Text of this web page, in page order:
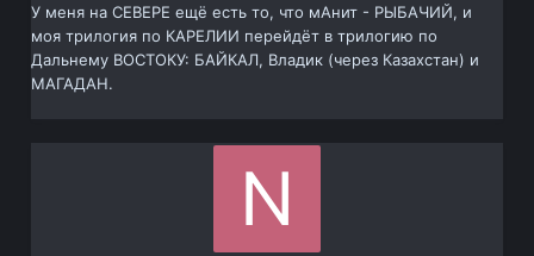
У меня на СЕВЕРЕ ещё есть то, что мАнит - РЫБАЧИЙ, и
моя трилогия по КАРЕЛИИ перейдёт в трилогию по
Дальнему ВОСТОКУ: БАЙКАЛ, Владик (через Казахстан) и
МАГАДАН.